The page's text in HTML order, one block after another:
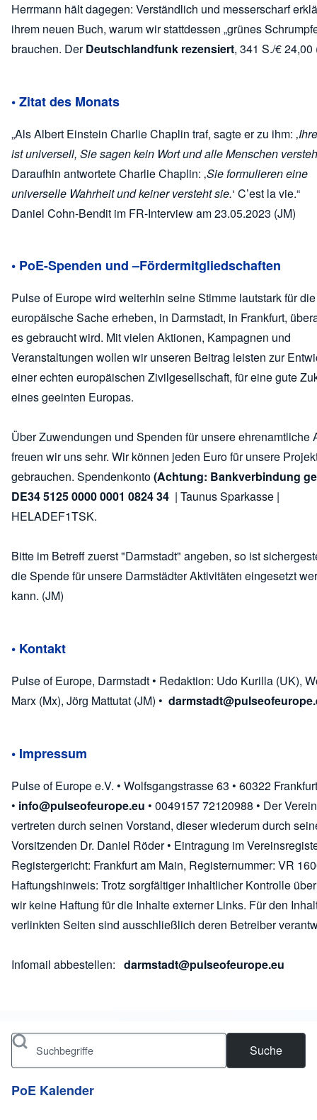
Herrmann hält dagegen: Verständlich und messerscharf
ihrem neuen Buch, warum wir stattdessen „grünes
brauchen. DerDeutschlandfunk rezensiert, 341 S./€ 24,00
• Zitat des Monats
„Als Albert Einstein Charlie Chaplin traf, sagte er zu ihm: ‚
ist universell, Sie sagen kein Wort und alle Menschen
Daraufhin antwortete Charlie Chaplin: ‚Sie formulieren eine
universelle Wahrheit und keiner versteht sie.‘ C’est la vie.“
Daniel Cohn-Bendit im FR-Interview am 23.05.2023 (JM)
• PoE-Spenden und –Fördermitgliedschaften
Pulse of Europe wird weiterhin seine Stimme lautstark für die
europäische Sache erheben, in Darmstadt, in Frankfurt,
es gebraucht wird. Mit vielen Aktionen, Kampagnen und
Veranstaltungen wollen wir unseren Beitrag leisten zur
einer echten europäischen Zivilgesellschaft, für eine gute
eines geeinten Europas.
Über Zuwendungen und Spenden für unsere ehrenamtliche
freuen wir uns sehr. Wir können jeden Euro für unsere
gebrauchen. Spendenkonto(Achtung: Bankverbindung
DE34 5125 0000 0001 0824 34 | Taunus Sparkasse |
HELADEF1TSK.
Bitte im Betreff zuerst "Darmstadt" angeben, so ist
die Spende für unsere Darmstädter Aktivitäten eingesetzt
kann. (JM)
• Kontakt
Pulse of Europe, Darmstadt • Redaktion: Udo Kurilla (UK),
Marx (Mx), Jörg Mattutat (JM) •
• Impressum
Pulse of Europe e.V. • Wolfsgangstrasse 63 • 60322 Frankfurt
• info@pulseofeurope.eu • 0049157 72120988 • Der
vertreten durch seinen Vorstand, dieser wiederum durch
Vorsitzenden Dr. Daniel Röder • Eintragung im
Registergericht: Frankfurt am Main, Registernummer: VR
Haftungshinweis: Trotz sorgfältiger inhaltlicher Kontrolle
wir keine Haftung für die Inhalte externer Links. Für den
verlinkten Seiten sind ausschließlich deren Betreiber
Infomail abbestellen: darmstadt@pulseofeurope.eu
Suche
PoE Kalender